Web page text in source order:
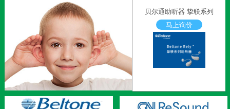
贝尔通助听器 挚联系列
马上询价